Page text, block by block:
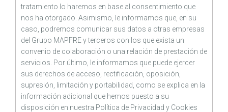
tratamiento lo haremos en base al consentimiento que
nos ha otorgado. Asimismo, le informamos que, en su
caso, podremos comunicar sus datos a otras empresas
del Grupo MAPFRE y terceros con los que exista un
convenio de colaboración o una relación de prestación de
servicios. Por último, le informamos que puede ejercer
sus derechos de acceso, rectificación, oposición,
supresión, limitación y portabilidad, como se explica en la
información adicional que hemos puesto a su
disposición en nuestra Política de Privacidad y Cookies